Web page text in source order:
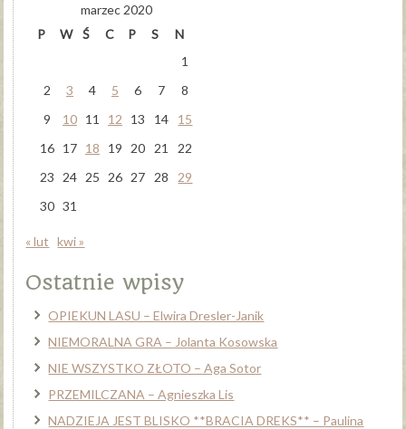
marzec 2020
P
W Ś C P S
N
1
2
3 4 5 6 7
8
9
10 11 12 13 14
15
16 17 18 19 20 21
22
23
24 25 26 27 28
29
30 31
« lut kwi »
Ostatnie wpisy
OPIEKUN LASU – Elwira Dresler-Janik
NIEMORALNA GRA – Jolanta Kosowska
NIE WSZYSTKO ZŁOTO – Aga Sotor
PRZEMILCZANA – Agnieszka Lis
NADZIEJA JEST BLISKO **BRACIA DREKS** – Paulina